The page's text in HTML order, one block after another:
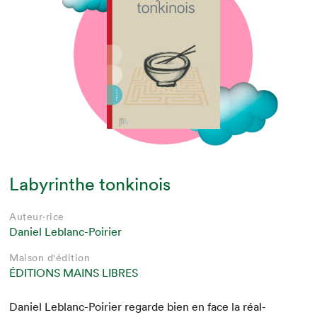
Labyrinthe tonkinois
Auteur·rice
Daniel Leblanc-Poirier
Maison d'édition
ÉDITIONS MAINS LIBRES
Daniel Leblanc-Poiri­er regarde bien en face la réal­